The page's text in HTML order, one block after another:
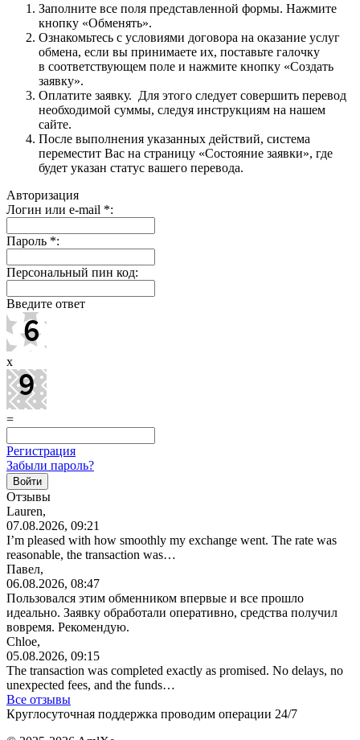
Заполните все поля представленной формы. Нажмите
кнопку «Обменять».
Ознакомьтесь с условиями договора на оказание услуг
обмена, если вы принимаете их, поставьте галочку
в соответствующем поле и нажмите кнопку «Создать
заявку».
Оплатите заявку. Для этого следует совершить перевод
необходимой суммы, следуя инструкциям на нашем
сайте.
После выполнения указанных действий, система
переместит Вас на страницу «Состояние заявки», где
будет указан статус вашего перевода.
Авторизация
Логин или e-mail *:
Пароль *:
Персональный пин код:
Введите ответ
x
=
Регистрация
Забыли пароль?
Отзывы
Lauren,
07.08.2026, 09:21
I’m pleased with how smoothly my exchange went. The rate was
reasonable, the transaction was…
Павел,
06.08.2026, 08:47
Пользовался этим обменником впервые и все прошло
идеально. Заявку обработали оперативно, средства получил
вовремя. Рекомендую.
Chloe,
05.08.2026, 09:15
The transaction was completed exactly as promised. No delays, no
unexpected fees, and the funds…
Все отзывы
Круглосуточная поддержка проводим операции 24/7